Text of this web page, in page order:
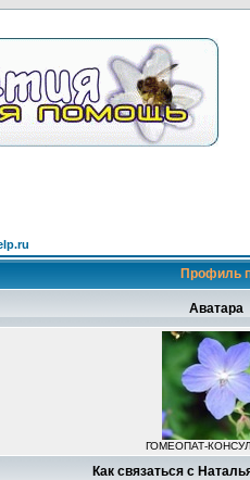
Профиль
Аватара
ГОМЕОПАТ-
Как связаться с